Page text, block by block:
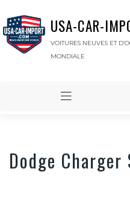
USA-CAR-
VOITURES NEUVES ET
MONDIALE
Dodge Charger